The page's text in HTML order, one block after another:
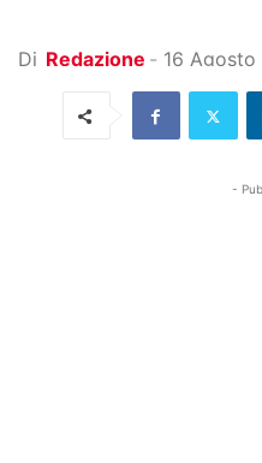
Di Redazione - 16 Agosto
-